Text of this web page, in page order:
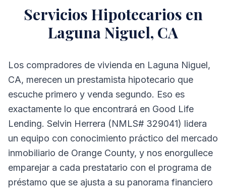
Servicios Hipotecarios en
Laguna Niguel, CA
Los compradores de vivienda en Laguna Niguel,
CA, merecen un prestamista hipotecario que
escuche primero y venda segundo. Eso es
exactamente lo que encontrará en Good Life
Lending. Selvin Herrera (NMLS# 329041) lidera
un equipo con conocimiento práctico del mercado
inmobiliario de Orange County, y nos enorgullece
emparejar a cada prestatario con el programa de
préstamo que se ajusta a su panorama financiero